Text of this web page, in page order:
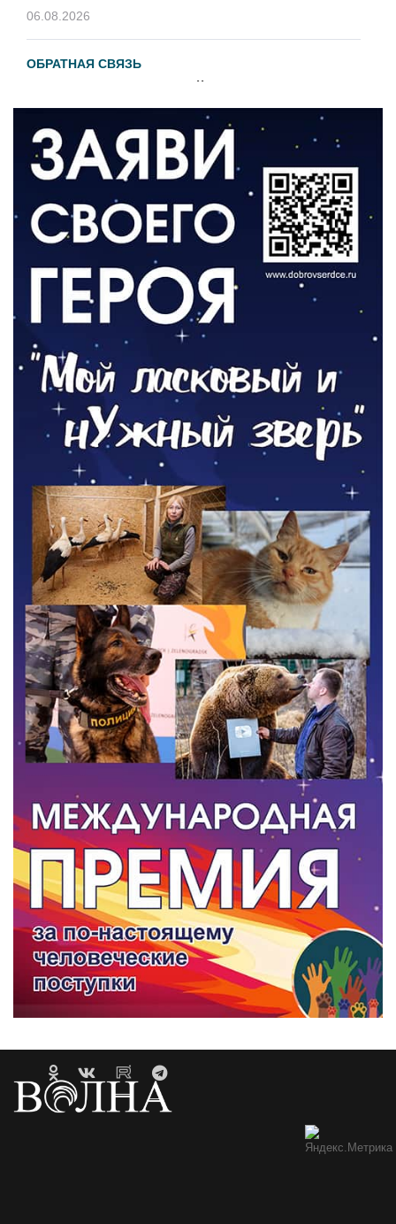
06.08.2026
ОБРАТНАЯ СВЯЗЬ
Администрация онлайн
ВЛАСТЬ
День памяти и «Симфония народов»
06.08.2026
Новый настил на экотропе
05.08.2026